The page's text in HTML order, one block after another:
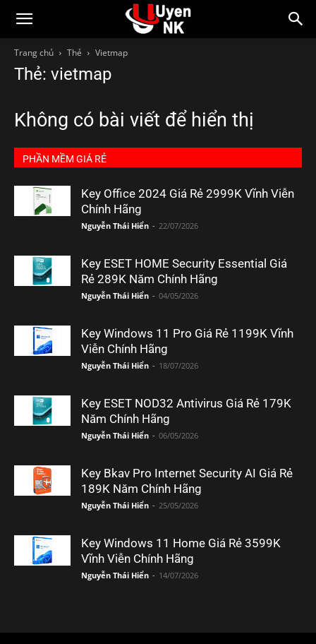
Trang chủ Thẻ Vietmap
Thẻ: vietmap
Không có bài viết để hiển thị
PHẦN MỀM GIÁ RẺ
Key Office 2024 Giá Rẻ 2999K Vĩnh Viễn
Chính Hãng
Nguyễn Thái Hiển - 22/07/2026
Key ESET HOME Security Essential Giá
Rẻ 289K Năm Chính Hãng
Nguyễn Thái Hiển - 04/05/2026
Key Windows 11 Pro Giá Rẻ 1199K Vĩnh
Viễn Chính Hãng
Nguyễn Thái Hiển - 18/07/2026
Key ESET NOD32 Antivirus Giá Rẻ 179K
Năm Chính Hãng
Nguyễn Thái Hiển - 06/05/2026
Key Bkav Pro Internet Security AI Giá Rẻ
189K Năm Chính Hãng
Nguyễn Thái Hiển - 25/05/2026
Key Windows 11 Home Giá Rẻ 3599K
Vĩnh Viễn Chính Hãng
Nguyễn Thái Hiển - 14/07/2026